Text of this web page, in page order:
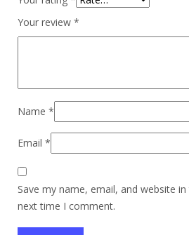
Your review *
Name *
Email *
Save my name, email, and website
next time I comment.